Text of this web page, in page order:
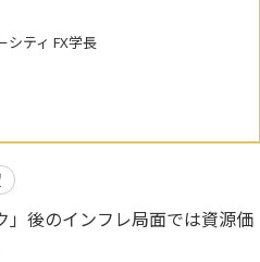
シティ FX学長
」後のインフレ局面では資源価